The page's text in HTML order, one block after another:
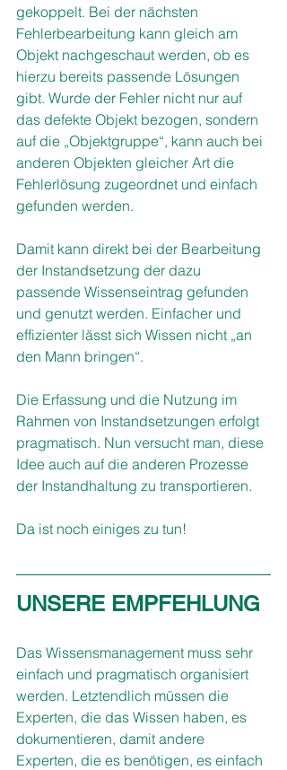
gekoppelt. Bei der nächsten
Fehlerbearbeitung kann gleich am
Objekt nachgeschaut werden, ob es
hierzu bereits passende Lösungen
gibt. Wurde der Fehler nicht nur auf
das defekte Objekt bezogen, sondern
auf die „Objektgruppe“, kann auch bei
anderen Objekten gleicher Art die
Fehlerlösung zugeordnet und einfach
gefunden werden.
Damit kann direkt bei der Bearbeitung
der Instandsetzung der dazu
passende Wissenseintrag gefunden
und genutzt werden. Einfacher und
effizienter lässt sich Wissen nicht „an
den Mann bringen“.
Die Erfassung und die Nutzung im
Rahmen von Instandsetzungen erfolgt
pragmatisch. Nun versucht man, diese
Idee auch auf die anderen Prozesse
der Instandhaltung zu transportieren.
Da ist noch einiges zu tun!
UNSERE EMPFEHLUNG
Das Wissensmanagement muss sehr
einfach und pragmatisch organisiert
werden. Letztendlich müssen die
Experten, die das Wissen haben, es
dokumentieren, damit andere
Experten, die es benötigen, es einfach